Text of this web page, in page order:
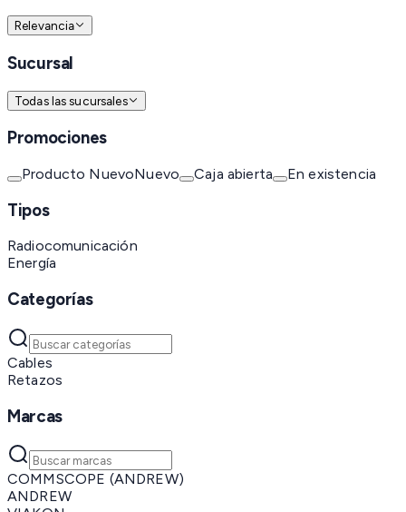
Relevancia
Sucursal
Todas las sucursales
Promociones
Producto NuevoNuevo Caja abierta En existencia
Tipos
Radiocomunicación
Energía
Categorías
Cables
Retazos
Marcas
COMMSCOPE (ANDREW)
ANDREW